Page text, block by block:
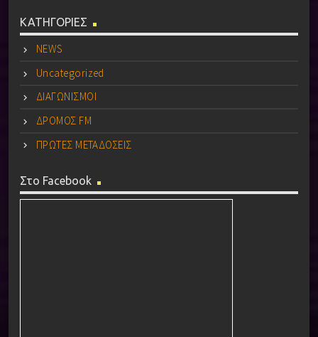
ΚΑΤΗΓΟΡΙΕΣ
NEWS
Uncategorized
ΔΙΑΓΩΝΙΣΜΟΙ
ΔΡΟΜΟΣ FM
ΠΡΩΤΕΣ ΜΕΤΑΔΟΣΕΙΣ
Στο Facebook